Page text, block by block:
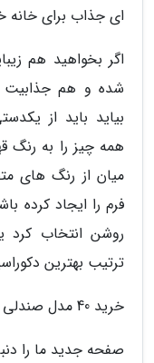
ای جذاب برای خانه
اگر بخواهید هم
شده و هم جذابیت
بیاید باید از
همه چیز را به رنگ
میان از رنگ های
فرم را ایجاد کرده
روشن انتخاب کرد
ترتیب بهترین
خرید 40 مدل صندلی کودک با کیفیت عالی + قیمت
صفحه جدید ما را